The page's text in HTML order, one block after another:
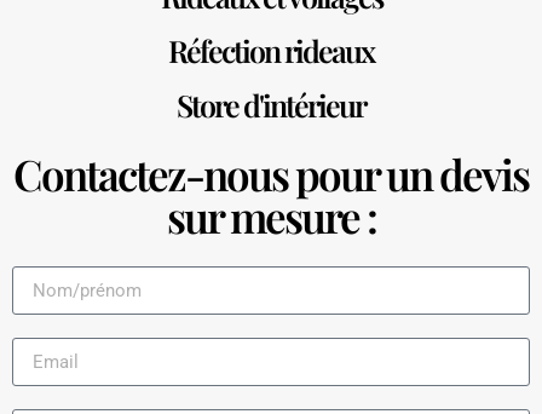
Réfection rideaux
Store d'intérieur
Contactez-nous pour un devis
sur mesure :